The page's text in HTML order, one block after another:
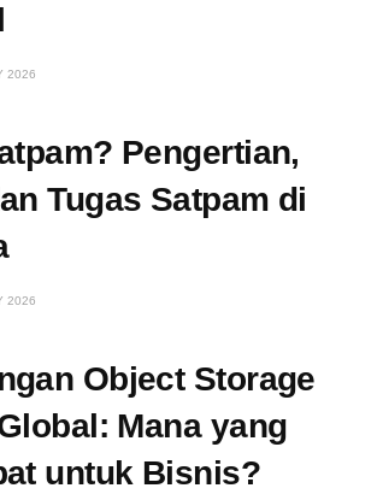
2026
Pengertian,
Tugas Satpam di
2026
Object Storage
Mana yang
untuk Bisnis?